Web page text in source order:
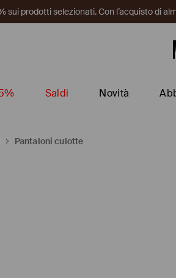
sui prodotti selezionati. Con l’acquisto di
Saldi Novità
Pantaloni culotte